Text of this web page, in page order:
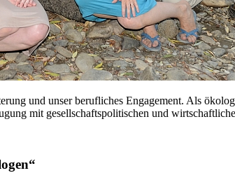
und unser berufliches Engagement. Als
mit gesellschaftspolitischen und